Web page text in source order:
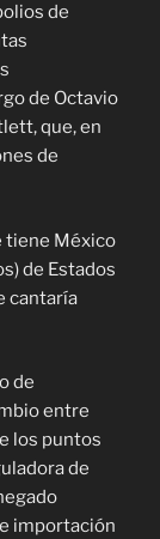
de
de Octavio
que, en
de
tiene México
de Estados
cantaría
de
entre
los puntos
de
importación